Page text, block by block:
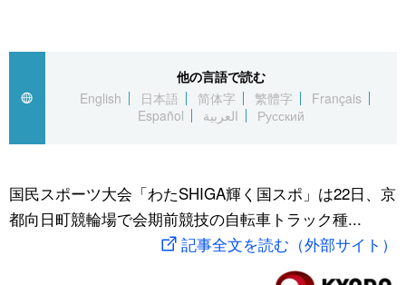
العربية
社会
旅と暮らし
社会
文化
科学・技術
暮らし
お知らせ
他の言語で読む
English
日本語 简体字 繁體字
Français
Español
العربية Русский
国民スポーツ大会「わたSHIGA輝く国スポ」は22日、京
都向日町競輪場で会期前競技の自転車トラック種...
記事全文を読む（外部サイト）